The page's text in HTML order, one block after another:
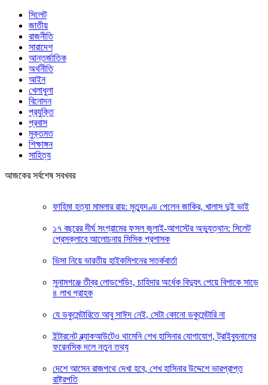
সিলেট
জাতীয়
রাজনীতি
সারাদেশ
আন্তর্জাতিক
অর্থনীতি
আইন
খেলাধুলা
বিনোদন
প্রযুক্তি
প্রবাস
মুক্তমত
শিক্ষাঙ্গন
সাহিত্য
আজকের সর্বশেষ সবখবর
ফাহিমা হত্যা মামলার রায়: মৃত্যুদণ্ড পেলেন জাকির, খালাস দুই ভাই
১৭ বছরের দীর্ঘ সংগ্রামের ফসল জুলাই-আগস্টের অভ্যুত্থান: সিলেট
প্রেসক্লাবে আলোচনায় সিসিক প্রশাসক
ভিসা নিয়ে ভারতীয় হাইকমিশনের সতর্কবার্তা
সুনামগঞ্জে তীব্র লোডশেডিং, চাহিদার অর্ধেক বিদ্যুৎ পেয়ে বিপাকে সাড়ে
৪ লাখ গ্রাহক
যে ডকুমেন্টারিতে আবু সাঈদ নেই, সেটা কোনো ডকুমেন্টারি না
ইন্টারনেট ব্ল্যাকআউটেও থামেনি শেখ হাসিনার যোগাযোগ, ট্রাইব্যুনালের
ফরেনসিক দলে নতুন তথ্য
দেশে আসেন রাজপথে দেখা হবে, শেখ হাসিনার উদ্দেশে ভারপ্রাপ্ত
রাষ্ট্রপতি